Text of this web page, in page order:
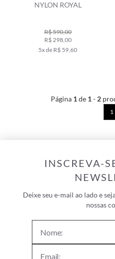
NYLON ROYAL
R$ 590,00
R$ 298,00
5x de R$ 59,60
Página 1de 1- 2
1
INSCREVA-
Deixe seu e-mail ao lado e
nossas